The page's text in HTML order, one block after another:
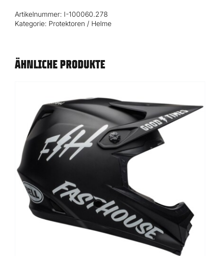
Elbow
XS
Artikelnummer: I-100060.278
Kategorie: Protektoren / Helme
ÄHNLICHE PRODUKTE